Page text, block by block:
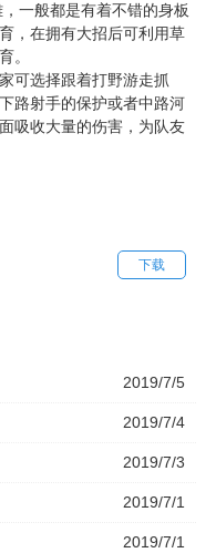
一般都是有着不错的身板
，在拥有大招后可利用草
。
可选择跟着打野游走抓
路射手的保护或者中路河
吸收大量的伤害，为队友
下载
2019/7/5
2019/7/4
2019/7/3
2019/7/1
2019/7/1